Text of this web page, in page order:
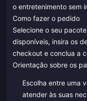
o entretenimento sem
Como fazer o pedido
Selecione o seu
disponíveis, insira os
checkout e conclua a
Orientação sobre os
Escolha entre uma
atender às suas